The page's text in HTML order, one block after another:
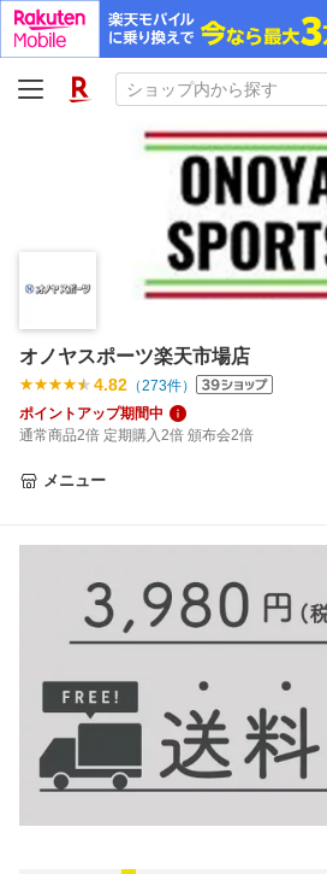
オノヤスポーツ楽天市場店
4.82 （273件）
ポイントアップ期間中
通常商品2倍 定期購入2倍 頒布会2倍
メニュー